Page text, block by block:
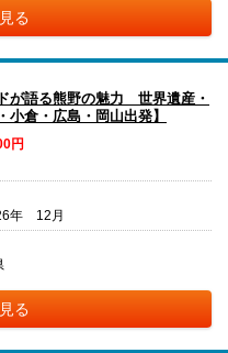
る
が語る熊野の魅力 世界遺産・
倉・広島・岡山出発】
円
年 12月
る